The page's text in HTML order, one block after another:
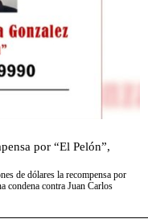
por “El Pelón”,
de dólares la recompensa por
condena contra Juan Carlos